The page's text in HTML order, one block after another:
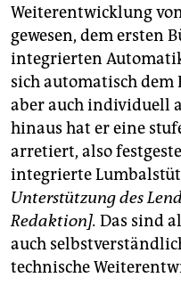
Weiterentwicklung
gewesen, dem ersten
integrierten
sich automatisch dem
aber auch individuell
hinaus hat er eine
arretiert, also
integrierte
Unterstützung des
Redaktion]. Das sind
auch
technische